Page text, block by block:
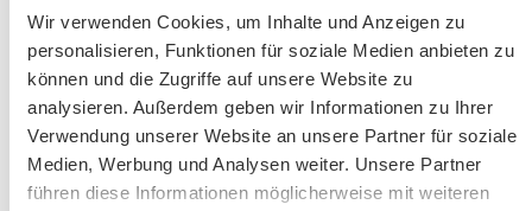
Wir verwenden Cookies, um Inhalte und Anzeigen zu
personalisieren, Funktionen für soziale Medien anbieten zu
können und die Zugriffe auf unsere Website zu
analysieren. Außerdem geben wir Informationen zu Ihrer
Verwendung unserer Website an unsere Partner für soziale
Medien, Werbung und Analysen weiter. Unsere Partner
führen diese Informationen möglicherweise mit weiteren
Höhe Oberteil: 130 cm
Höhe Unterteil: 90 cm
Details: